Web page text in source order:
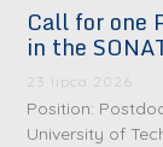
Call for one
in the
23 lipca 2026
Position:
University of